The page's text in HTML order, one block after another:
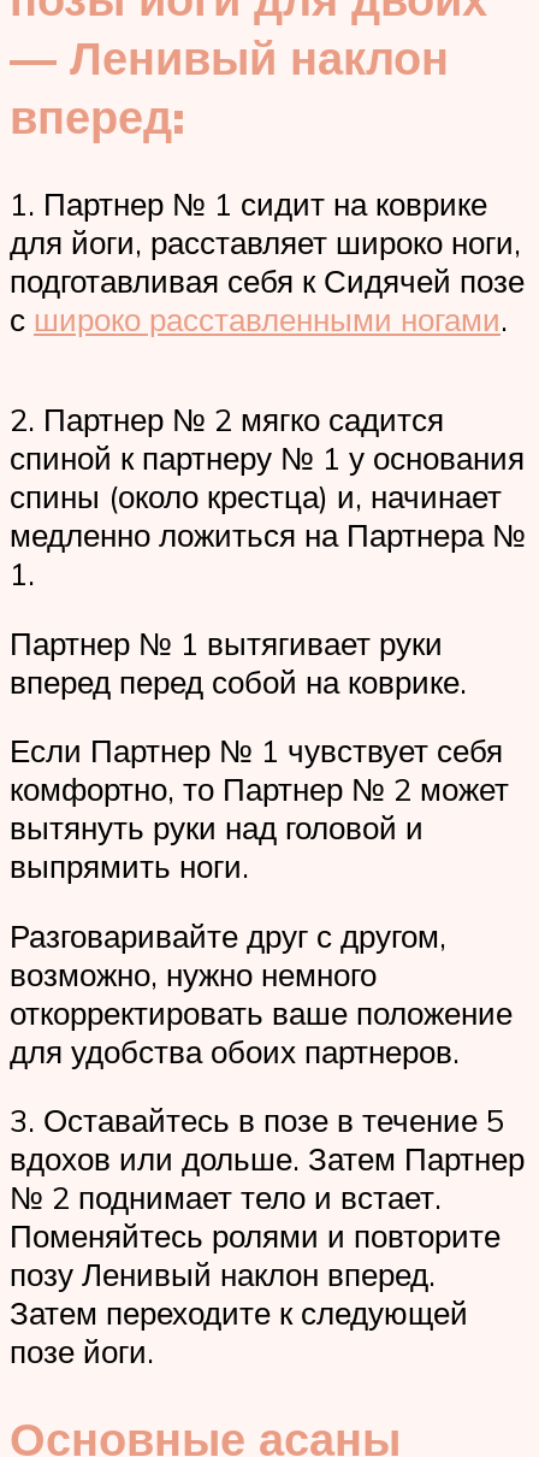
— Ленивый наклон
вперед:
1. Партнер № 1 сидит на коврике
для йоги, расставляет широко ноги,
подготавливая себя к Сидячей позе
с широко расставленными ногами.
2. Партнер № 2 мягко садится
спиной к партнеру № 1 у основания
спины (около крестца) и, начинает
медленно ложиться на Партнера №
1.
Партнер № 1 вытягивает руки
вперед перед собой на коврике.
Если Партнер № 1 чувствует себя
комфортно, то Партнер № 2 может
вытянуть руки над головой и
выпрямить ноги.
Разговаривайте друг с другом,
возможно, нужно немного
откорректировать ваше положение
для удобства обоих партнеров.
3. Оставайтесь в позе в течение 5
вдохов или дольше. Затем Партнер
№ 2 поднимает тело и встает.
Поменяйтесь ролями и повторите
позу Ленивый наклон вперед.
Затем переходите к следующей
позе йоги.
Основные асаны